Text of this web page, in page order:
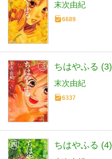
末次由紀
6689
ちはやふる
末次由紀
6337
ちはやふる